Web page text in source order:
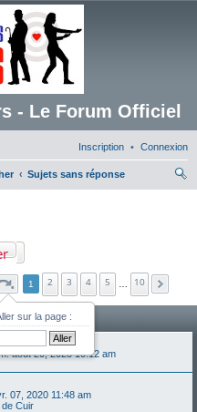
- Le Forum Officiel
Connexion
Inscription
Sujets sans réponse
sur la page :
1 2 3 4 5 10
Avengers
août 20, 2023 10:12 am
07, 2020 11:48 am
Cuir